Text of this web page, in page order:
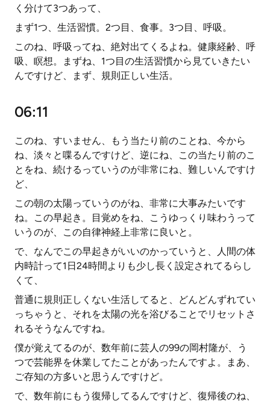
く分けて3つあって、
まず1つ、生活習慣。2つ目、食事。3つ目、呼吸。
このね、呼吸ってね、絶対出てくるよね。健康経齢、呼
吸、瞑想。まずね、1つ目の生活習慣から見ていきたい
んですけど、まず、規則正しい生活。
06:11
このね、すいません、もう当たり前のことね、今から
ね、淡々と喋るんですけど、逆にね、この当たり前のこ
とをね、続けるっていうのが非常にね、難しいんですけ
ど、
この朝の太陽っていうのがね、非常に大事みたいです
ね。この早起き。目覚めをね、こうゆっくり味わうって
いうのが、この自律神経上非常に良いと。
で、なんでこの早起きがいいのかっていうと、人間の体
内時計って1日24時間よりも少し長く設定されてるらし
くて、
普通に規則正しくない生活してると、どんどんずれてい
っちゃうと、それを太陽の光を浴びることでリセットさ
れるそうなんですね。
僕が覚えてるのが、数年前に芸人の99の岡村隆が、う
つで芸能界を休業してたことがあったんですよ。まあ、
ご存知の方多いと思うんですけど。
で、数年前にもう復帰してるんですけど、復帰後のね、